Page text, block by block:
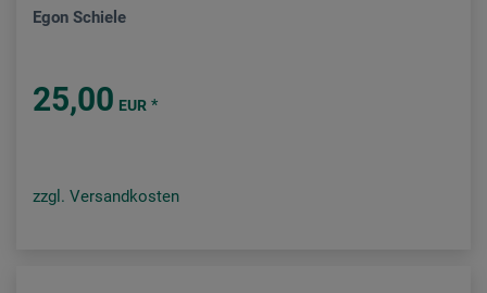
Egon Schiele
25,00 EUR *
zzgl. Versandkosten